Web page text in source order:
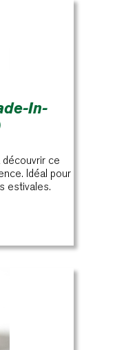
In-
découvrir ce
Idéal pour
estivales.